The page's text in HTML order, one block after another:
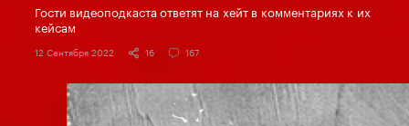
Гости видеоподкаста ответят на хейт в комментариях к их
кейсам
12 Сентября 2022 16 167